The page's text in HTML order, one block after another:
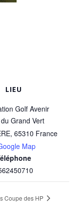
LIEU
Golf Avenir
Grand Vert
, 65310 France
Map
Coupe des HP